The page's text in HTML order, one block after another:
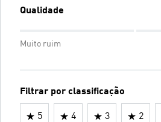
Qualidade
Muito ruim
Filtrar por classificação
5 4 3 2